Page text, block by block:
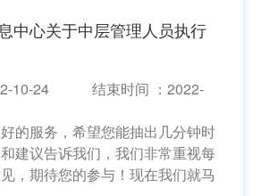
中心关于中层管理人员执行
10-24 结束时间 ：2022-
的服务，希望您能抽出几分钟时
建议告诉我们，我们非常重视每
，期待您的参与！现在我们就马